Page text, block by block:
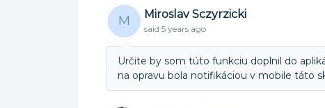
M Miroslav Sczyrzicki
said 5 years ago
Určite by som túto funkciu doplnil do
na opravu bola notifikáciou v mobile táto